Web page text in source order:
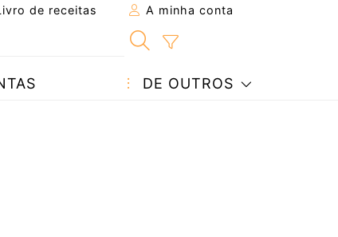
de receitas A minha conta
DE OUTROS